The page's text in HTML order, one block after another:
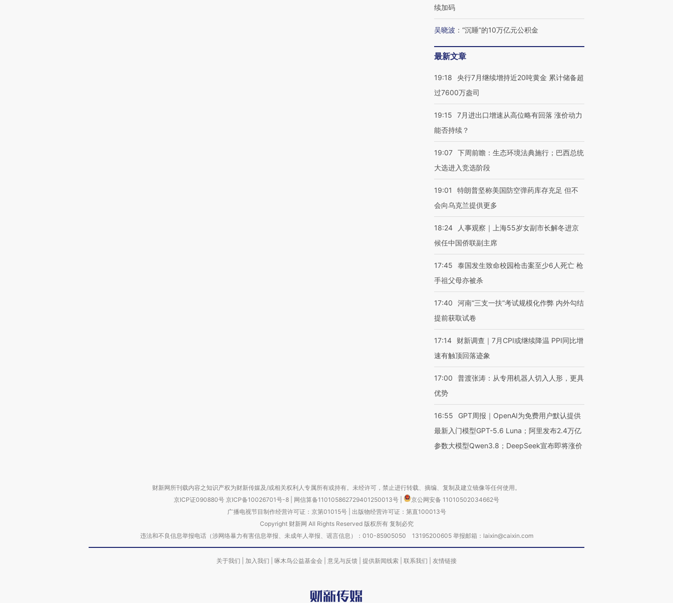
续加码
吴晓波 ： “沉睡”的10万亿元公积金
最新文章
19:18
央行7月继续增持近20吨黄金 累计储备超
过7600万盎司
19:15
7月进出口增速从高位略有回落 涨价动力
能否持续？
19:07 下周前瞻：生态环境法典施行；巴西总统
大选进入竞选阶段
19:01
特朗普坚称美国防空弹药库存充足 但不
会向乌克兰提供更多
18:24
人事观察｜上海55岁女副市长解冬进京
候任中国侨联副主席
17:45
泰国发生致命校园枪击案至少6人死亡 枪
手祖父母亦被杀
17:40
河南“三支一扶”考试规模化作弊 内外勾结
提前获取试卷
17:14
财新调查｜7月CPI或继续降温 PPI同比增
速有触顶回落迹象
17:00
普渡张涛：从专用机器人切入人形，更具
优势
16:55
GPT周报｜OpenAI为免费用户默认提供
最新入门模型GPT-5.6 Luna；阿里发布2.4万亿
参数大模型Qwen3.8；DeepSeek宣布即将涨价
财新网所刊载内容之知识产权为财新传媒及/或相关权利人专属所有或持有。未经许可，禁止进行转载、摘编、复制及建立镜像等任何使用。
京ICP证090880号 京ICP备10026701号-8 网信算备110105862729401250013号
京公网安备 11010502034662号
广播电视节目制作经营许可证：京第01015号| 出版物经营许可证：第直100013号
Copyright 财新网 All Rights Reserved 版权所有 复制必究
违法和不良信息举报电话（涉网络暴力有害信息举报、未成年人举报、谣言信息）：010-85905050 13195200605 举报邮箱：laixin@caixin.com
关于我们 加入我们 啄木鸟公益基金会 意见与反馈 提供新闻线索 联系我们 友情链接